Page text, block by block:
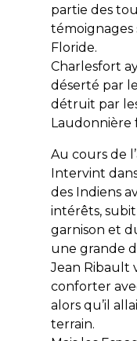
partie des
témoignages
Floride.
Charlesfort
déserté par
détruit par
Laudonnière
Au cours de
Intervint
des Indiens
intérêts,
garnison et
une grande
Jean Ribault
conforter
alors qu’il
terrain.